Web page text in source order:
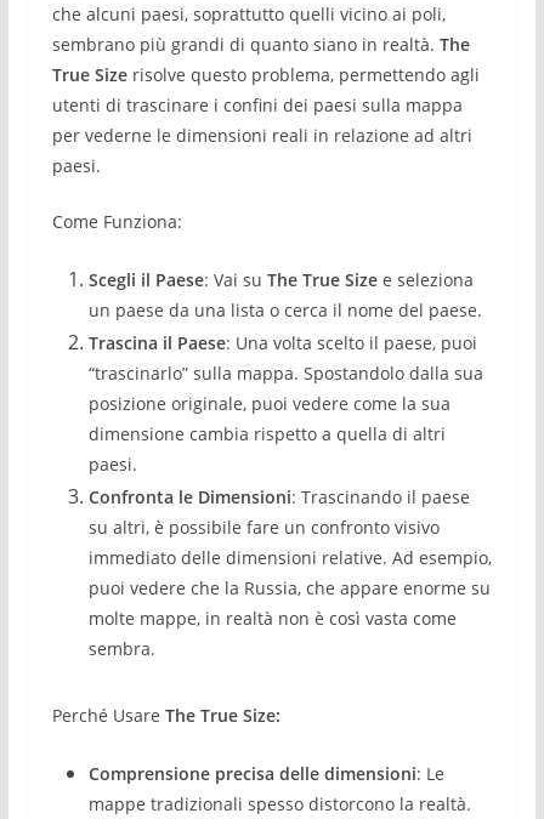
che alcuni paesi, soprattutto quelli vicino ai poli,
sembrano più grandi di quanto siano in realtà. The
True Sizerisolve questo problema, permettendo agli
utenti di trascinare i confini dei paesi sulla mappa
per vederne le dimensioni reali in relazione ad altri
paesi.
Come Funziona:
Scegli il Paese: Vai su The True Sizee seleziona
un paese da una lista o cerca il nome del paese.
Trascina il Paese: Una volta scelto il paese, puoi
“trascinarlo” sulla mappa. Spostandolo dalla sua
posizione originale, puoi vedere come la sua
dimensione cambia rispetto a quella di altri
paesi.
Confronta le Dimensioni: Trascinando il paese
su altri, è possibile fare un confronto visivo
immediato delle dimensioni relative. Ad esempio,
puoi vedere che la Russia, che appare enorme su
molte mappe, in realtà non è così vasta come
sembra.
Perché Usare The True Size:
Comprensione precisa delle dimensioni: Le
mappe tradizionali spesso distorcono la realtà.